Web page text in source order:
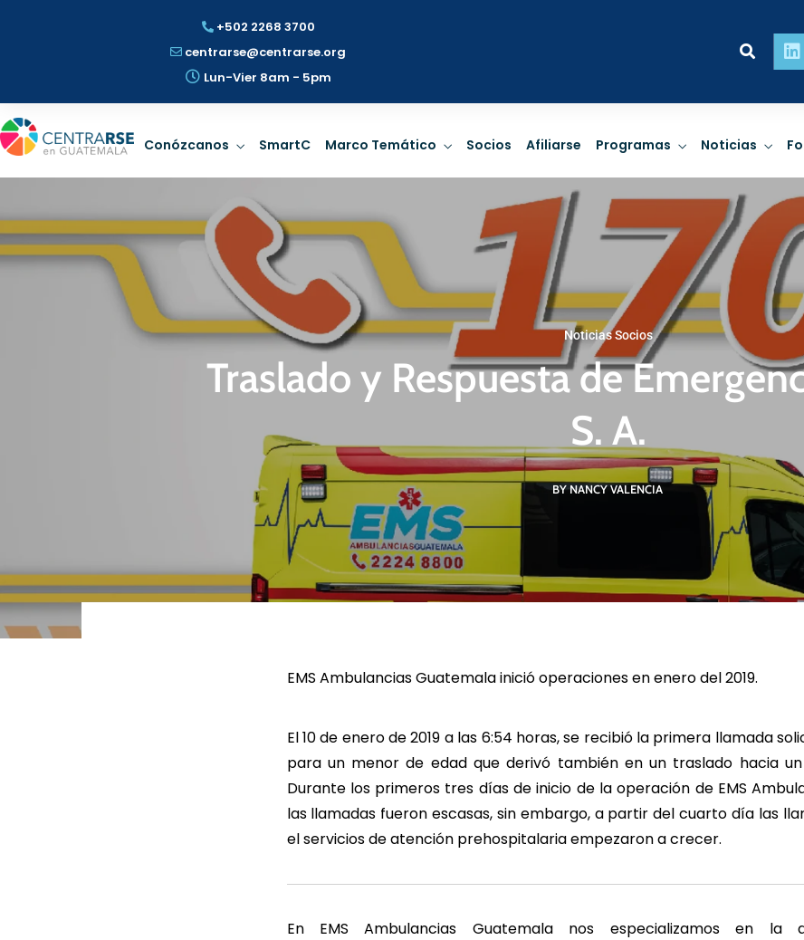
+502 2268 3700
centrarse@centrarse.org
Lun-Vier 8am - 5pm
Conózcanos SmartC Marco Temático
LEER MÁS
Prosperidad
Identificar impactos de
Sostenibles.
LEER MÁS
Personas
empresas y trato
comunitario.
LEER MÁS
de riesgo
Socios Afiliarse Programas Noticias
Gobernanza
estrategia de
Sostenibilidad.
LEER MÁS
Prosperidad
riesgos ESG, Finanzas
LEER MÁS
Personas
empresas y trato
comunitario.
LEER MÁS
de riesgo
Noticias Socios
Traslado y Respuesta de
S. A.
BY NANCY VALENCIA
EMS Ambulancias Guatemala inició operaciones en enero del 2019.
El 10 de enero de 2019 a las 6:54 horas, se recibió la primera llamada
para un menor de edad que derivó también en un traslado hacia
Durante los primeros tres días de inicio de la operación de EMS
las llamadas fueron escasas, sin embargo, a partir del cuarto día las
el servicios de atención prehospitalaria empezaron a crecer.
En EMS Ambulancias Guatemala nos especializamos en la